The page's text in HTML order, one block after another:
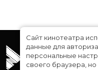
Сайт кинотеатра
данные для
персональные
своего браузера, но